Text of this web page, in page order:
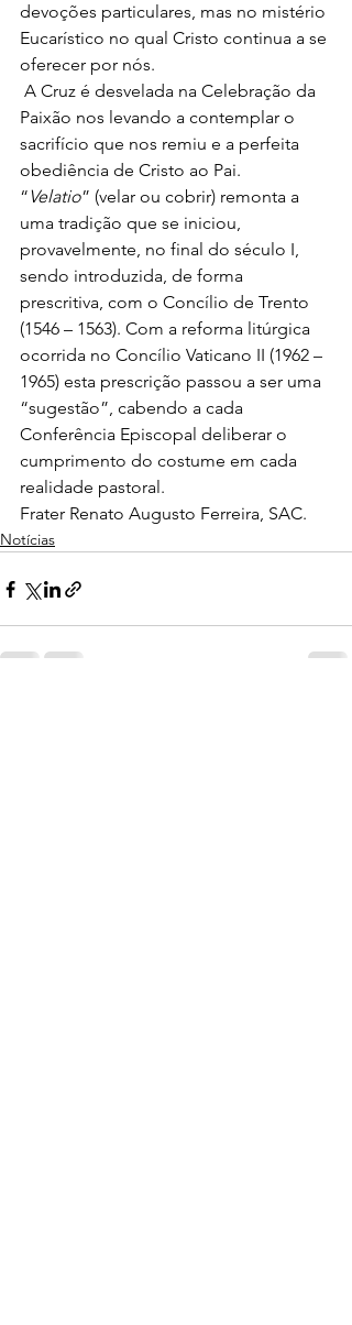
devoções particulares, mas no mistério
Eucarístico no qual Cristo continua a se
oferecer por nós.
Paixão nos levando a contemplar o
sacrifício que nos remiu e a perfeita
obediência de Cristo ao Pai.
“Velatio” (velar ou cobrir) remonta a
uma tradição que se iniciou,
provavelmente, no final do século I,
sendo introduzida, de forma
prescritiva, com o Concílio de Trento
(1546 – 1563). Com a reforma litúrgica
ocorrida no Concílio Vaticano II (1962 –
1965) esta prescrição passou a ser uma
“sugestão”, cabendo a cada
Conferência Episcopal deliberar o
cumprimento do costume em cada
realidade pastoral.
Frater Renato Augusto Ferreira, SAC.
Notícias